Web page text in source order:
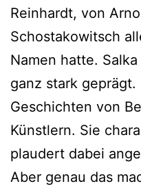
Reinhardt, von
Schostakowitsch
Namen hatte.
ganz stark
Geschichten von
Künstlern. Sie
plaudert dabei
Aber genau das